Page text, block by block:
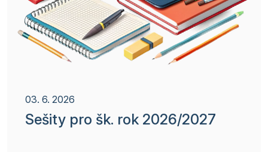
03. 6. 2026
Sešity pro šk. rok 2026/2027